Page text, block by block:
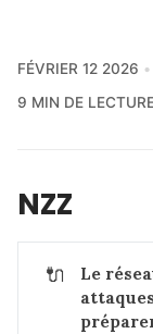
FÉVRIER 12 2026
9 MIN DE
NZZ
🔌
Le